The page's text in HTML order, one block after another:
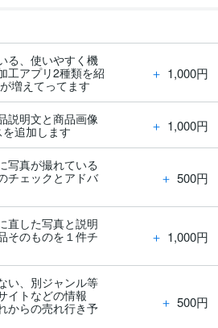
る、使いやすく機
工アプリ2種類を紹
増えてってます
＋ 1,000円
説明文と商品画像
追加します
＋ 1,000円
写真が撮れている
チェックとアドバ
＋ 500円
直した写真と説明
そのものを１件チ
＋ 1,000円
い、別ジャンル等
イトなどの情報
からの売れ行き予
＋ 500円